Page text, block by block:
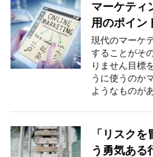
マーケティ
用のポイン
現代のマーケ
することがそ
りません目標
うに使うのか
ようなものが
「リスク
う勇気ある